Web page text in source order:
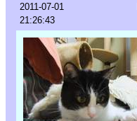
2011-07-01
21:26:43